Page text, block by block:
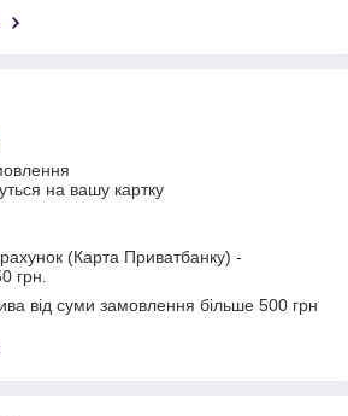
на вашу картку
(Карта Приватбанку) -
грн.
від суми замовлення більше 500 грн